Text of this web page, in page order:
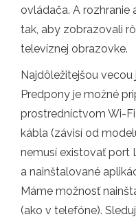
ovládača. A rozhranie
tak, aby zobrazovali
televíznej obrazovke.
Najdôležitejšou vecou
Predpony je možné
prostredníctvom Wi-
kábla (závisí od
nemusí existovať port
a nainštalované
Máme možnosť
(ako v telefóne).